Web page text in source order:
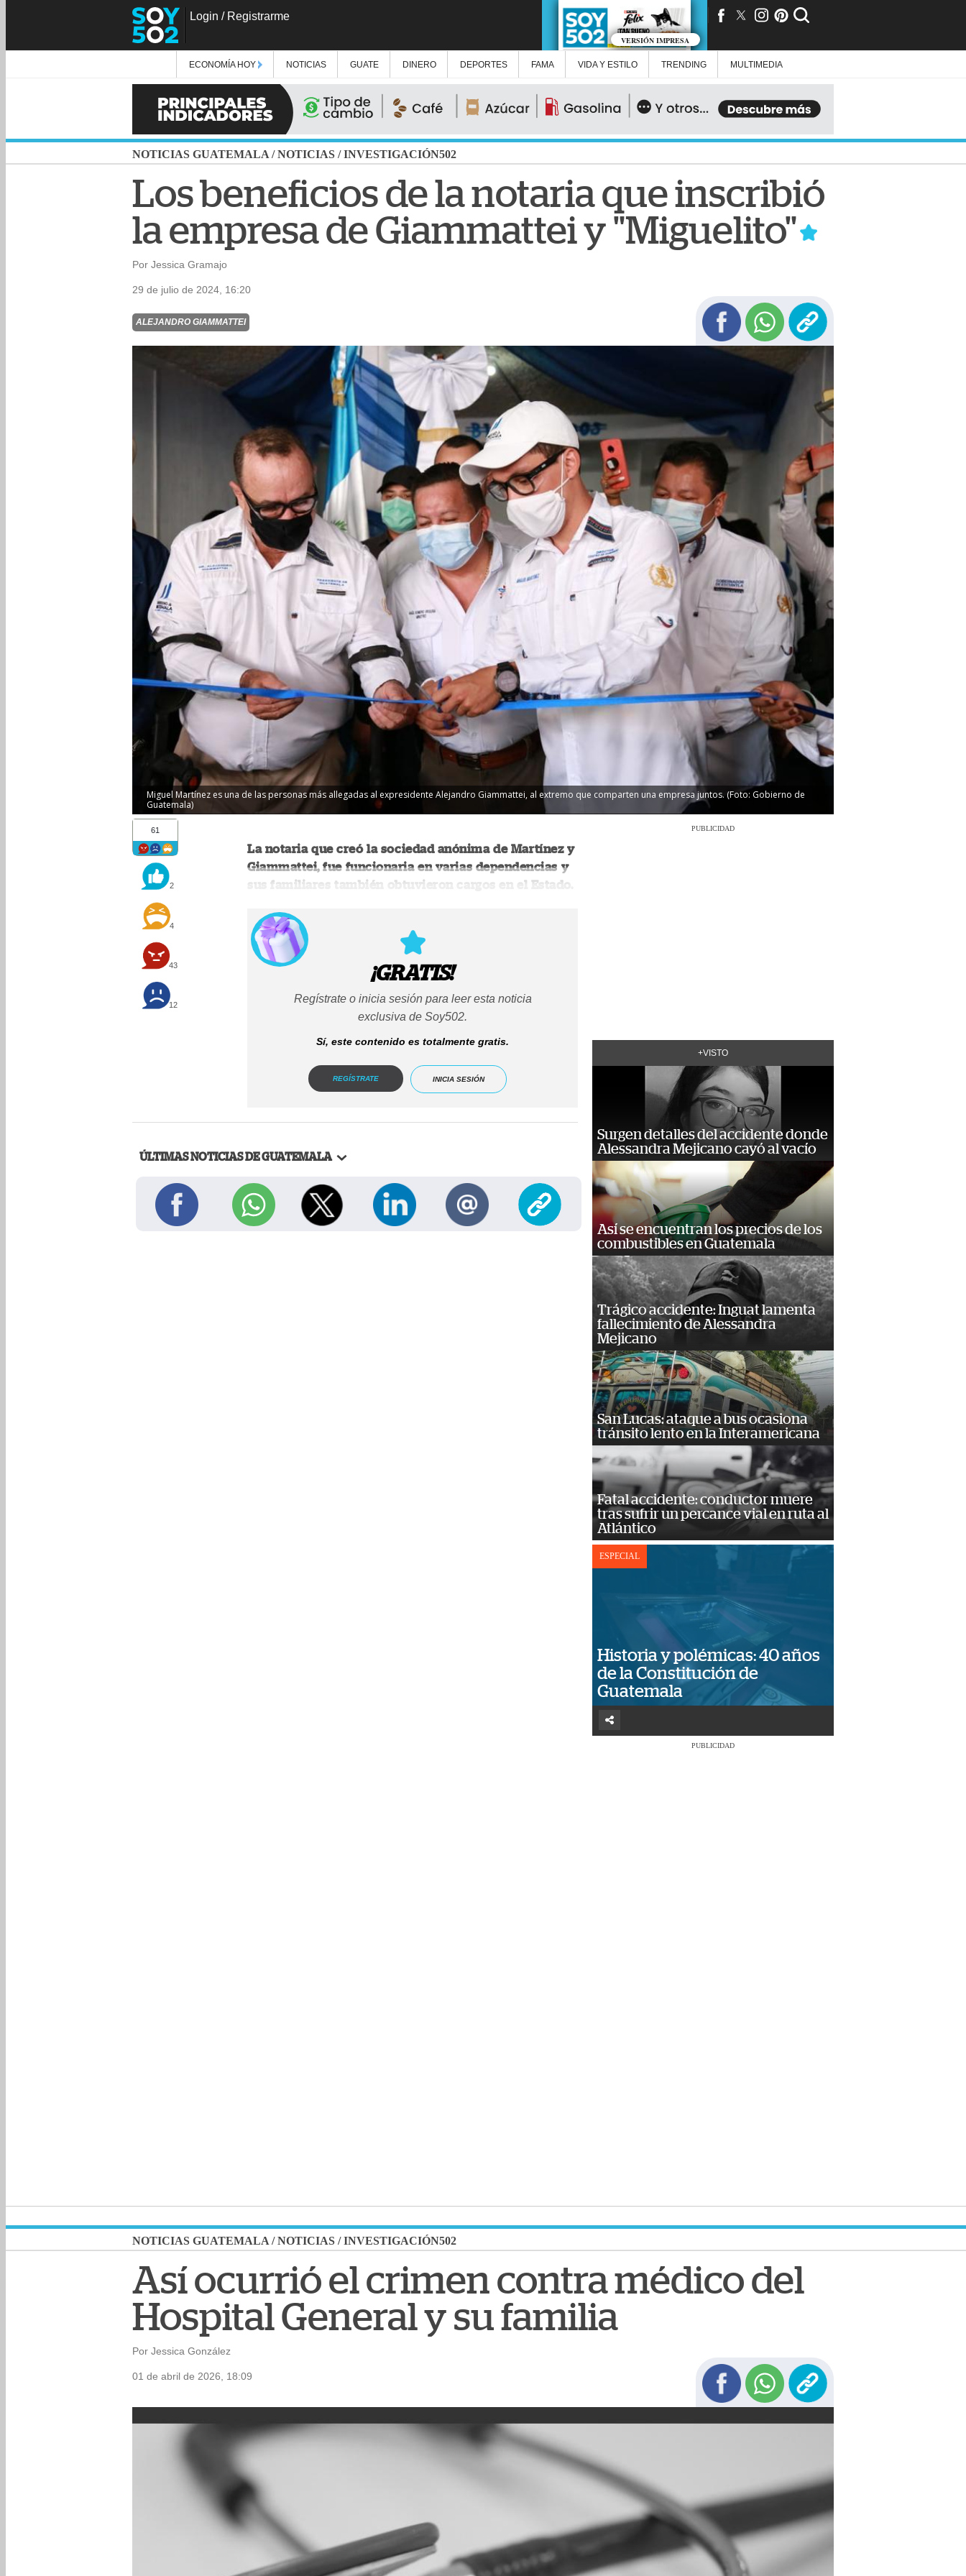
Login / Registrarme
VERSIÓN IMPRESA
ECONOMÍA HOY NOTICIAS GUATE DINERO DEPORTES FAMA VIDA Y ESTILO TRENDING MULTIMEDIA
NOTICIAS GUATEMALA /NOTICIAS /INVESTIGACIÓN502
Los beneficios de la notaria que inscribió
la empresa de Giammattei y "Miguelito"
Por Jessica Gramajo
29 de julio de 2024, 16:20
ALEJANDRO GIAMMATTEI
Miguel Martínez es una de las personas más allegadas al expresidente Alejandro Giammattei, al extremo que comparten una empresa juntos. (Foto: Gobierno de
Guatemala)
61
2
4
43
12
La notaria que creó la sociedad anónima de Martínez y
Giammattei, fue funcionaria en varias dependencias y
sus familiares también obtuvieron cargos en el Estado.
¡GRATIS!
Regístrate o inicia sesión para leer esta noticia
exclusiva de Soy502.
Sí, este contenido es totalmente gratis.
REGÍSTRATE INICIA SESIÓN
ÚLTIMAS NOTICIAS DE GUATEMALA
PUBLICIDAD
+VISTO
Surgen detalles del accidente donde
Alessandra Mejicano cayó al vacío
Así se encuentran los precios de los
combustibles en Guatemala
Trágico accidente: Inguat lamenta
fallecimiento de Alessandra
Mejicano
San Lucas: ataque a bus ocasiona
tránsito lento en la Interamericana
Fatal accidente: conductor muere
tras sufrir un percance vial en ruta al
Atlántico
ESPECIAL
Historia y polémicas: 40 años
de la Constitución de
Guatemala
PUBLICIDAD
NOTICIAS GUATEMALA /NOTICIAS /INVESTIGACIÓN502
Así ocurrió el crimen contra médico del
Hospital General y su familia
Por Jessica González
01 de abril de 2026, 18:09